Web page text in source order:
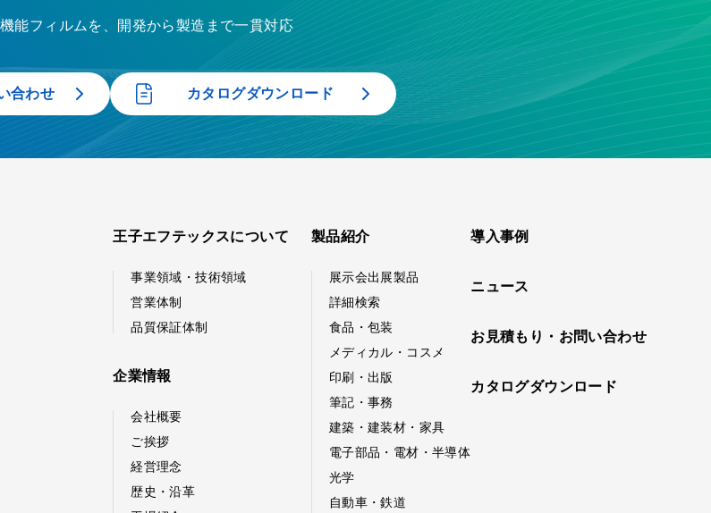
能フィルムを、開発から製造まで一貫対応
合わせ カタログダウンロード
王子エフテックスについて
事業領域・技術領域
営業体制
品質保証体制
企業情報
会社概要
ご挨拶
経営理念
歴史・沿革
製品紹介
展示会出展製品
詳細検索
食品・包装
メディカル・コスメ
印刷・出版
筆記・事務
建築・建装材・家具
電子部品・電材・半導体
光学
自動車・鉄道
導入事例
ニュース
お見積もり・お問い合わせ
カタログダウンロード